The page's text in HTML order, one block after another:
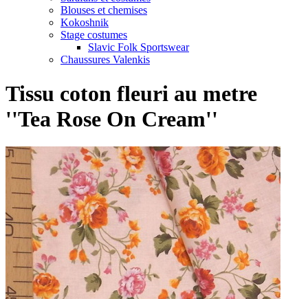
Blouses et chemises
Kokoshnik
Stage costumes
Slavic Folk Sportswear
Chaussures Valenkis
Tissu coton fleuri au metre
''Tea Rose On Cream''